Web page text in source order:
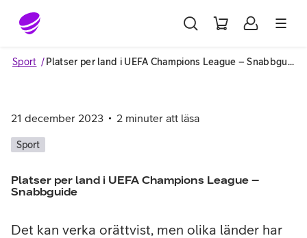
Gå till sidans innehåll
Sport Platser per land i UEFA Champions League – Snabbguide
21 december 2023 2 minuter att läsa
Sport
Platser per land i UEFA Champions League –
Snabbguide
Det kan verka orättvist, men olika länder har